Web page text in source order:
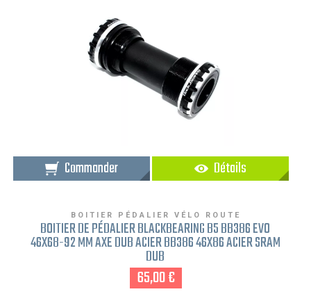
Commander Détails
BOITIER PÉDALIER VÉLO ROUTE
BOITIER DE PÉDALIER BLACKBEARING B5 BB386 EVO
46X68-92 MM AXE DUB ACIER BB386 46X86 ACIER SRAM
DUB
65,00 €